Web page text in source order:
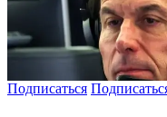
Подписаться